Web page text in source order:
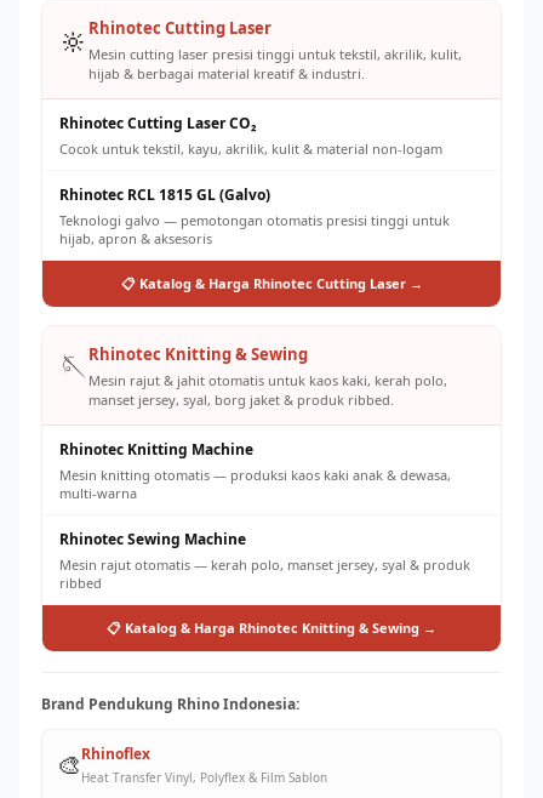
🔆 Rhinotec Cutting Laser
Mesin cutting laser presisi tinggi untuk tekstil, akrilik, kulit,
hijab & berbagai material kreatif & industri.
Rhinotec Cutting Laser CO₂
Cocok untuk tekstil, kayu, akrilik, kulit & material non-logam
Rhinotec RCL 1815 GL (Galvo)
Teknologi galvo — pemotongan otomatis presisi tinggi untuk
hijab, apron & aksesoris
📋 Katalog & Harga Rhinotec Cutting Laser →
🪡Rhinotec Knitting & Sewing
Mesin rajut & jahit otomatis untuk kaos kaki, kerah polo,
manset jersey, syal, borg jaket & produk ribbed.
Rhinotec Knitting Machine
Mesin knitting otomatis — produksi kaos kaki anak & dewasa,
multi-warna
Rhinotec Sewing Machine
Mesin rajut otomatis — kerah polo, manset jersey, syal & produk
ribbed
📋 Katalog & Harga Rhinotec Knitting & Sewing →
Brand Pendukung Rhino Indonesia:
🎨Rhinoflex
Heat Transfer Vinyl, Polyflex & Film Sablon